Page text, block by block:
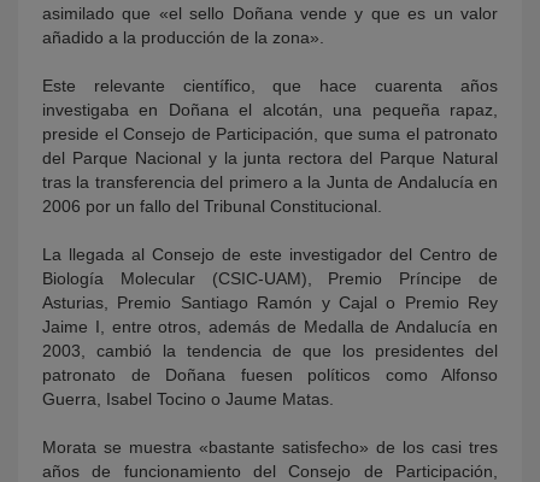
asimilado que «el sello Doñana vende y que es un valor
añadido a la producción de la zona».
Este relevante científico, que hace cuarenta años
investigaba en Doñana el alcotán, una pequeña rapaz,
preside el Consejo de Participación, que suma el patronato
del Parque Nacional y la junta rectora del Parque Natural
tras la transferencia del primero a la Junta de Andalucía en
2006 por un fallo del Tribunal Constitucional.
La llegada al Consejo de este investigador del Centro de
Biología Molecular (CSIC-UAM), Premio Príncipe de
Asturias, Premio Santiago Ramón y Cajal o Premio Rey
Jaime I, entre otros, además de Medalla de Andalucía en
2003, cambió la tendencia de que los presidentes del
patronato de Doñana fuesen políticos como Alfonso
Guerra, Isabel Tocino o Jaume Matas.
Morata se muestra «bastante satisfecho» de los casi tres
años de funcionamiento del Consejo de Participación,